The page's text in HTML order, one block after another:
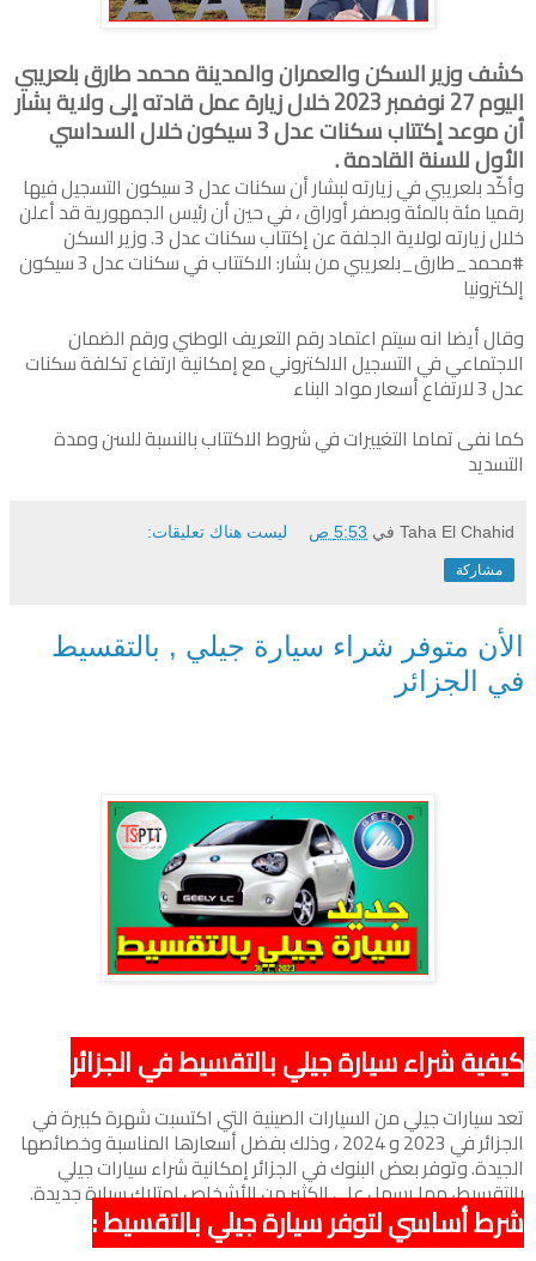
كشف وزير السكن والعمران والمدينة محمد طارق بلعريبي
اليوم 27 نوفمبر 2023 خلال زيارة عمل قادته إلى ولاية بشار
أن موعد إكتتاب سكنات عدل 3 سيكون خلال السداسي
الأول للسنة القادمة .
وأكّد بلعريبي في زيارته لبشار أن سكنات عدل 3 سيكون التسجيل فيها
رقميا مئة بالمئة وبصفر أوراق ، في حين أن رئيس الجمهورية قد أعلن
خلال زيارته لولاية الجلفة عن إكتتاب سكنات عدل 3. وزير السكن
#محمد_طارق_بلعريبي من بشار: الاكتتاب في سكنات عدل 3 سيكون
إلكترونيا
وقال أيضا انه سيتم اعتماد رقم التعريف الوطني ورقم الضمان
الاجتماعي في التسجيل الالكتروني مع إمكانية ارتفاع تكلفة سكنات
عدل 3 لارتفاع أسعار مواد البناء
كما نفى تماما التغييرات في شروط الاكتتاب بالنسبة للسن ومدة
التسديد
Taha El Chahid في 5:53 ص ليست هناك تعليقات:
مشاركة
الأن متوفر شراء سيارة جيلي , بالتقسيط
في الجزائر
كيفية شراء سيارة جيلي بالتقسيط في الجزائر
تعد سيارات جيلي من السيارات الصينية التي اكتسبت شهرة كبيرة في
الجزائر في 2023 و 2024 ، وذلك بفضل أسعارها المناسبة وخصائصها
الجيدة. وتوفر بعض البنوك في الجزائر إمكانية شراء سيارات جيلي
بالتقسيط، مما يسهل على الكثير من الأشخاص امتلاك سيارة جديدة.
شرط أساسي لتوفر سيارة جيلي بالتقسيط :